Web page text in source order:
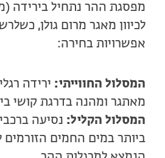
מפסגת ההר נתחיל בירידה
לכיוון מאגר מרום גולן,
אפשרויות בחירה:
המסלול החווייתי: ירידה
מאתגר ומהנה בדרגת קושי
המסלול הקליל: נסיעה
ביותר במים החמים הזורמים